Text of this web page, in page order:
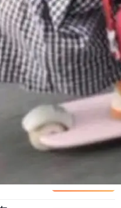
AI算力网关
和成本治
得清、管
、从现在开
二十多
的共同
成员，Se
Oriol Vin
一次补
是杭州无
——一位全
规划步
curl 一行
· GitHu
/ Linu
/ Linu
）在软件工
的主要载
至数百万
载的上下
码历史的
契约、业
数百个文
。传统的
历）仅能
码的语义
智能体在
程
：北京一
接的私活腾
全部核心
技公司AI
内部架构
A集群迁
没有迁移
ca
4之一，但
月之暗面
下文、M